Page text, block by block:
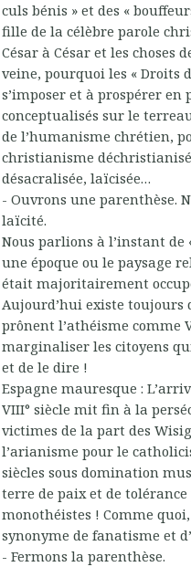
culs bénis » et des «
fille de la célèbre parole
César à César et les choses
veine, pourquoi les « Droits
s’imposer et à prospérer
conceptualisés sur le
de l’humanisme chrétien,
christianisme
désacralisée, laïcisée…
- Ouvrons une parenthèse.
laïcité.
Nous parlions à l’instant de
une époque ou le paysage
était majoritairement
Aujourd’hui existe toujours
prônent l’athéisme comme
marginaliser les citoyens
et de le dire !
Espagne mauresque :
VIII° siècle mit fin à la
victimes de la part des
l’arianisme pour le
siècles sous domination
terre de paix et de
monothéistes ! Comme
synonyme de fanatisme et
- Fermons la parenthèse.